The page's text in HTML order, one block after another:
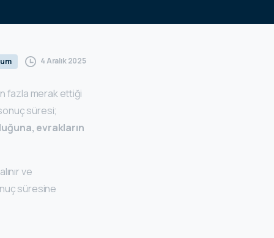
4 Aralık 2025
fazla merak ettiği
süresi;
evrakların
alınır ve
süresine